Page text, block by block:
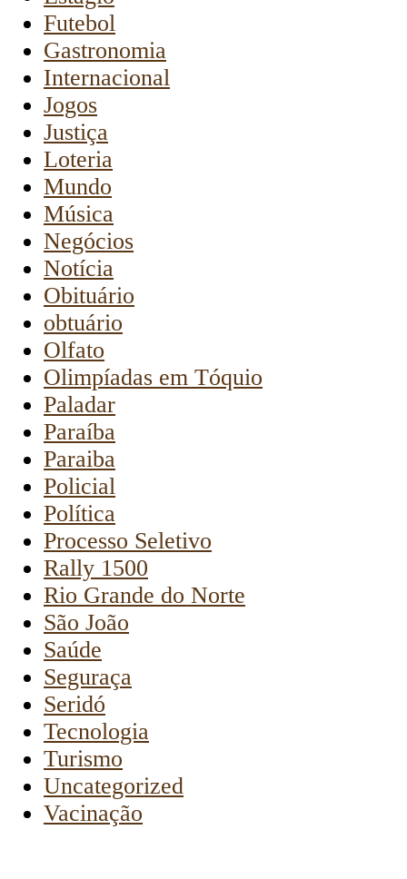
Futebol
Gastronomia
Internacional
Jogos
Justiça
Loteria
Mundo
Música
Negócios
Notícia
Obituário
obtuário
Olfato
Olimpíadas em Tóquio
Paladar
Paraíba
Paraiba
Policial
Política
Processo Seletivo
Rally 1500
Rio Grande do Norte
São João
Saúde
Seguraça
Seridó
Tecnologia
Turismo
Uncategorized
Vacinação